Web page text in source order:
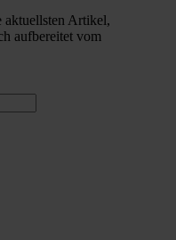
aktuellsten Artikel,
aufbereitet vom